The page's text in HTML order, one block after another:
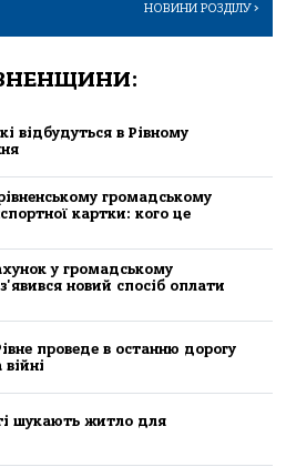
НОВИНИ РОЗДІЛУ>
відбудуться в Рівному
громадському
картки: кого це
у громадському
новий спосіб оплати
проведе в останню дорогу
шукають житло для